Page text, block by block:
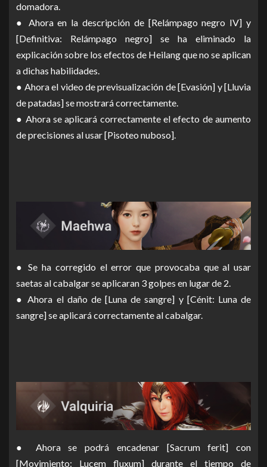
domadora.
● Ahora en la descripción de [Relámpago negro IV] y
[Definitiva: Relámpago negro] se ha eliminado la
explicación sobre los efectos de Heilang que no se aplican
a dichas habilidades.
● Ahora el video de previsualización de [Evasión] y [Lluvia
de patadas] se mostrará correctamente.
● Ahora se aplicará correctamente el efecto de aumento
de precisiones al usar [Pisoteo nuboso].
● Se ha corregido el error que provocaba que al usar
saetas al cabalgar se aplicaran 3 golpes en lugar de 2.
● Ahora el daño de [Luna de sangre] y [Cénit: Luna de
sangre] se aplicará correctamente al cabalgar.
● Ahora se podrá encadenar [Sacrum ferit] con
[Movimiento: Lucem fluxum] durante el tiempo de